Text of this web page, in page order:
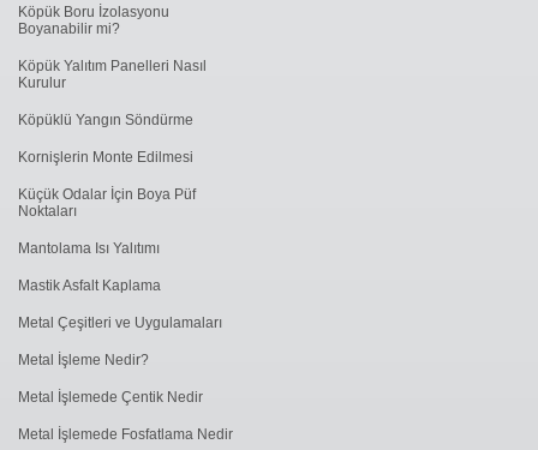
Köpük Boru İzolasyonu
Boyanabilir mi?
Köpük Yalıtım Panelleri Nasıl
Kurulur
Köpüklü Yangın Söndürme
Kornişlerin Monte Edilmesi
Küçük Odalar İçin Boya Püf
Noktaları
Mantolama Isı Yalıtımı
Mastik Asfalt Kaplama
Metal Çeşitleri ve Uygulamaları
Metal İşleme Nedir?
Metal İşlemede Çentik Nedir
Metal İşlemede Fosfatlama Nedir